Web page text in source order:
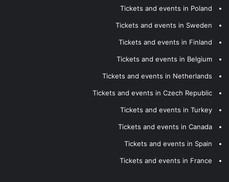
Tickets and events in Poland
Tickets and events in Sweden
Tickets and events in Finland
Tickets and events in Belgium
Tickets and events in Netherlands
Tickets and events in Czech Republic
Tickets and events in Turkey
Tickets and events in Canada
Tickets and events in Spain
Tickets and events in France